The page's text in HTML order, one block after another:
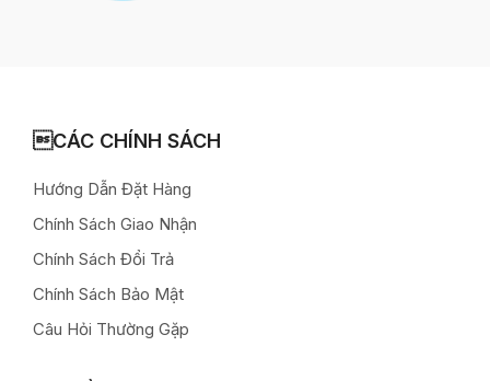
CÁC CHÍNH SÁCH
Hướng Dẫn Đặt Hàng
Chính Sách Giao Nhận
Chính Sách Đổi Trả
Chính Sách Bảo Mật
Câu Hỏi Thường Gặp